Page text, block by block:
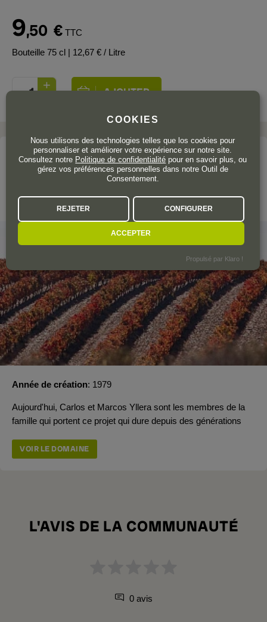
9,50 € TTC
Bouteille 75 cl | 12,67 € / Litre
Le domaine
YLLERA
Année de création 1979
Aujourd'hui, Carlos et Marcos Yllera sont les membres de la
famille qui portent ce projet qui dure depuis des générations
VOIR LE DOMAINE
L'AVIS DE LA COMMUNAUTÉ
0 avis
COOKIES
Nous utilisons des technologies telles que los cookies pour
personnaliser et améliorer votre expérience sur notre site.
Consultez notre Politique de confidentialité pour en savoir plus, ou
gérez vos préférences personnelles dans notre Outil de
Consentement.
REJETER CONFIGURER
ACCEPTER
Propulsé par Klaro !